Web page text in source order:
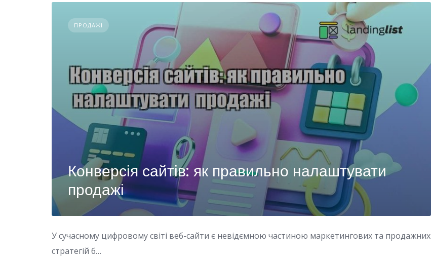
ПРОДАЖІ
Конверсія сайтів: як правильно налаштувати
продажі
У сучасному цифровому світі веб-сайти є невідємною частиною маркетингових та продажних
стратегій б…